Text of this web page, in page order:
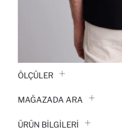
ÖLÇÜLER
MAĞAZADA ARA
ÜRÜN BILGILERI